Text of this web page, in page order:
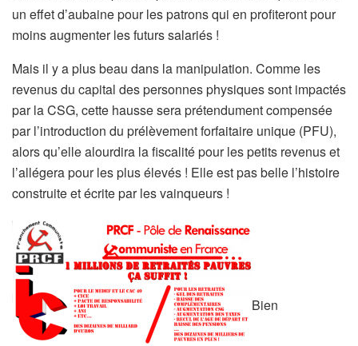
un effet d’aubaine pour les patrons qui en profiteront pour
moins augmenter les futurs salariés !
Mais il y a plus beau dans la manipulation. Comme les
revenus du capital des personnes physiques sont impactés
par la CSG, cette hausse sera prétendument compensée
par l’introduction du prélèvement forfaitaire unique (PFU),
alors qu’elle alourdira la fiscalité pour les petits revenus et
l’allégera pour les plus élevés ! Elle est pas belle l’histoire
construite et écrite par les vainqueurs !
Bien